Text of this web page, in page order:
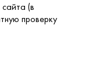
(в
проверку